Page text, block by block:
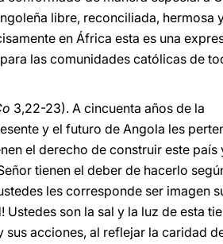
libre, reconciliada, hermosa
en África esta es una
las comunidades católicas de
3,22-23). A cincuenta años de la
y el futuro de Angola les
el derecho de construir este país
tienen el deber de hacerlo
les corresponde ser imagen
Ustedes son la sal y la luz de esta
acciones, al reflejar la caridad